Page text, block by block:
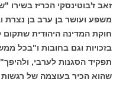
זאב ז'בוטינסקי הכריז בשירו
חוקת המדינה היהודית שתקום
בזכויות וגם בחובות ו"בכל
תפקיד הסגנות לערבי,
שהוא הכיר בעוצמה של רגשות